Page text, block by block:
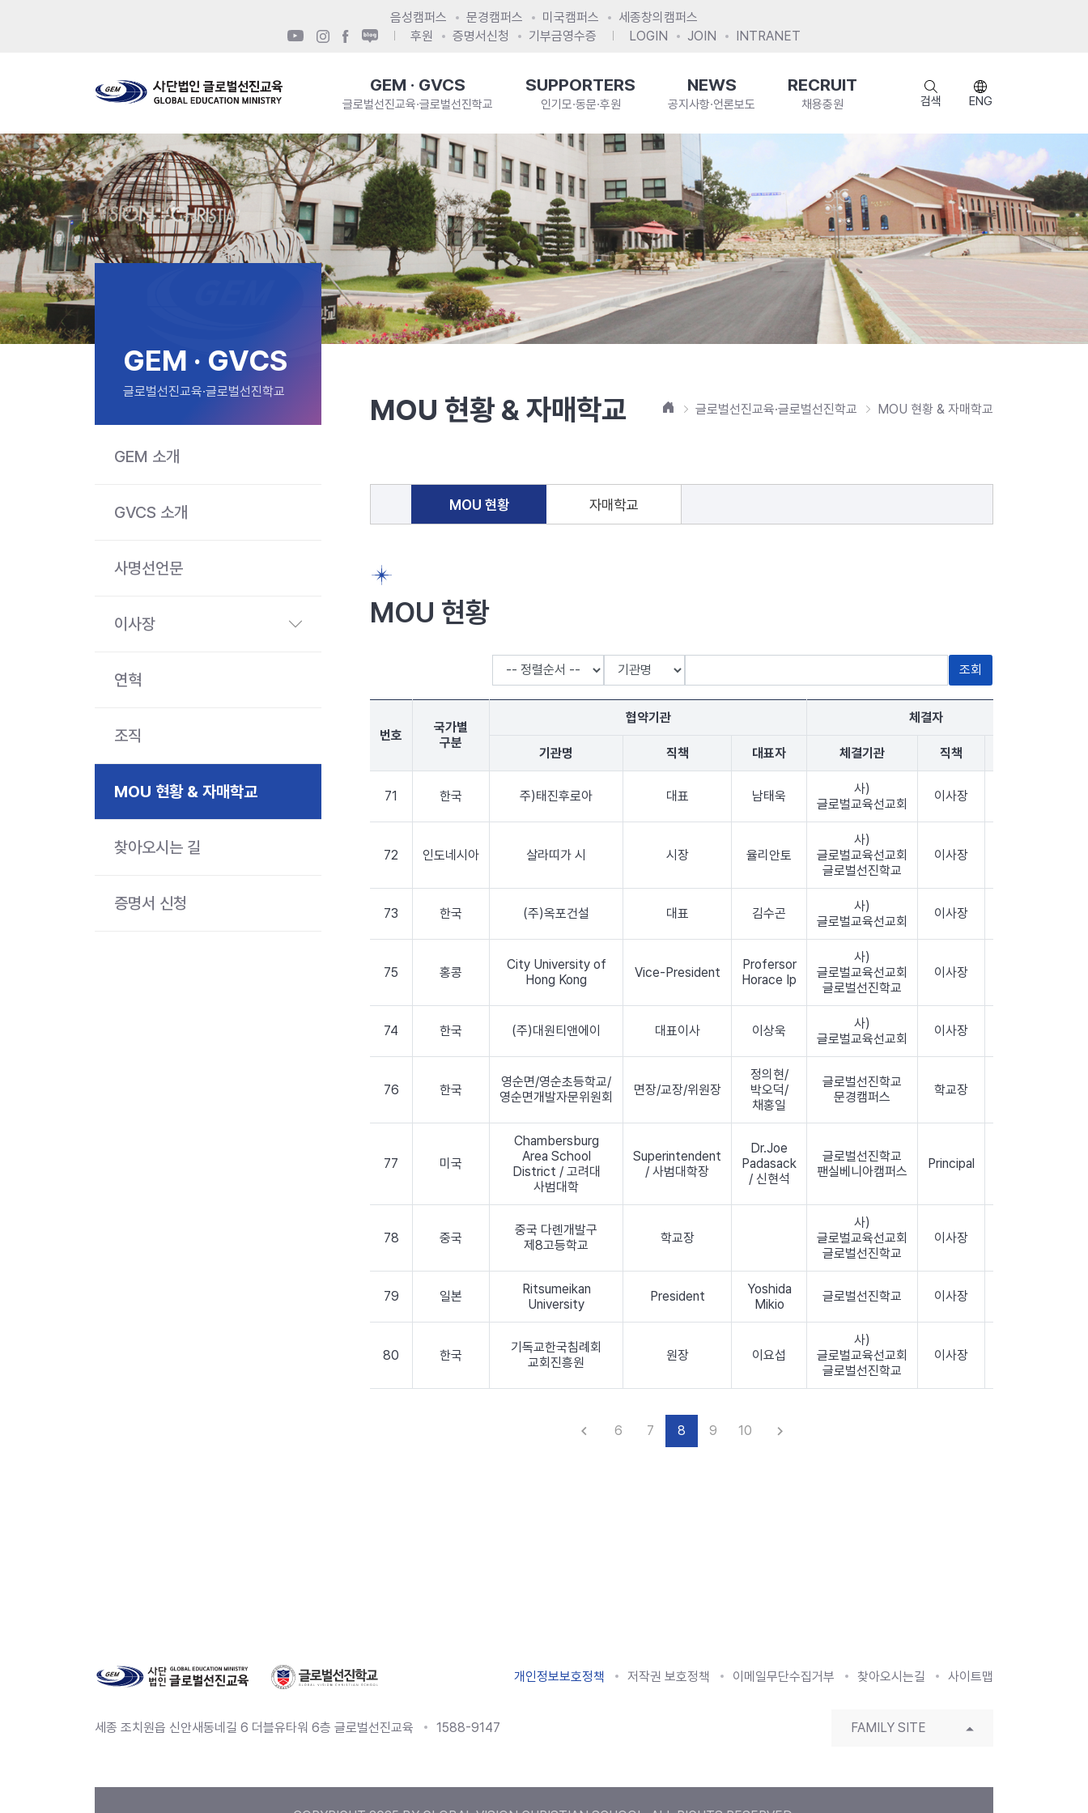
음성캠퍼스 문경캠퍼스 미국캠퍼스
세종창의캠퍼스
후원
증명서신청 기부금영수증 LOGIN JOIN INTRANET
GEM · GVCS
글로벌선진교육·글로벌선진학교
SUPPORTERS
인기모·동문·후원
NEWS
공지사항·언론보도
RECRUIT
채용충원 검색 ENG
GEM · GVCS
글로벌선진교육·글로벌선진학교
GEM 소개
GVCS 소개
사명선언문
이사장
연혁
조직
MOU 현황 & 자매학교
찾아오시는 길
증명서 신청
MOU 현황 & 자매학교 홈 글로벌선진교육·글로벌선진학교 MOU 현황 & 자매학교
MOU 현황 자매학교
MOU 현황
검색어
번호
국가별
구분
협약기관
체결자
기관명
직책 대표자 체결기관 직책
71 한국 주)태진후로아 대표 남태욱
사)
글로벌교육선교회
이사장
72 인도네시아 살라띠가 시 시장 율리안토
사)
글로벌교육선교회
글로벌선진학교
이사장
73 한국 (주)옥포건설 대표 김수곤
사)
글로벌교육선교회
이사장
75 홍콩
City University of
Hong Kong
Vice-President
Profersor
Horace Ip
사)
글로벌교육선교회
글로벌선진학교
이사장
74 한국 (주)대원티앤에이 대표이사 이상욱
사)
글로벌교육선교회
이사장
76 한국
영순면/영순초등학교/
영순면개발자문위원회
면장/교장/위원장
정의현/
박오덕/
채홍일
글로벌선진학교
문경캠퍼스
학교장
77 미국
Chambersburg
Area School
District / 고려대
사범대학
Superintendent
/ 사범대학장
Dr.Joe
Padasack
/ 신현석
글로벌선진학교
팬실베니아캠퍼스
Principal
78 중국
중국 다롄개발구
제8고등학교
학교장
사)
글로벌교육선교회
글로벌선진학교
이사장
79 일본
Ritsumeikan
University
President
Yoshida
Mikio
글로벌선진학교 이사장
80 한국
기독교한국침례회
교회진흥원
원장 이요섭
사)
글로벌교육선교회
글로벌선진학교
이사장
keyboard_arrow_left이전 6 7 8 9 10 keyboard_arrow_right다음
개인정보보호정책 저작권 보호정책 이메일무단수집거부 찾아오시는길 사이트맵
세종 조치원읍 신안새동네길 6 더블유타워 6층 글로벌선진교육 1588-9147 FAMILY SITE